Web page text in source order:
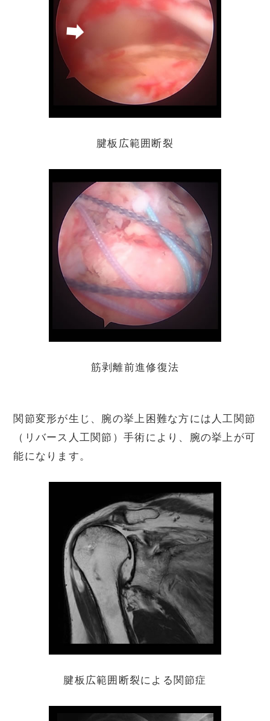
腱板広範囲断裂
筋剥離前進修復法
関節変形が生じ、腕の挙上困難な方には人工関節
（リバース人工関節）手術により、腕の挙上が可
能になります。
腱板広範囲断裂による関節症